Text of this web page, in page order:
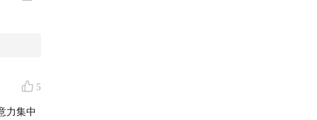
触佛
时,
的声
5
力集中